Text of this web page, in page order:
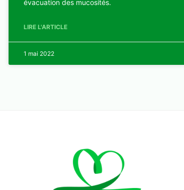
évacuation des mucosités.
LIRE L'ARTICLE
1 mai 2022